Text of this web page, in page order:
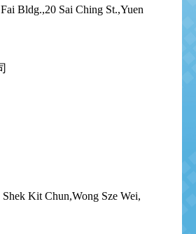
Bldg.,20 Sai Ching St.,Yuen
Kit Chun,Wong Sze Wei,